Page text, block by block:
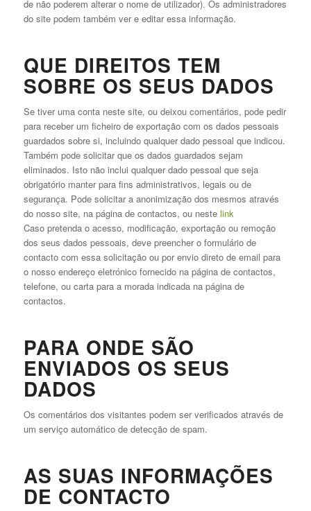
de não poderem alterar o nome de utilizador). Os administradores
do site podem também ver e editar essa informação.
QUE DIREITOS TEM
SOBRE OS SEUS DADOS
Se tiver uma conta neste site, ou deixou comentários, pode pedir
para receber um ficheiro de exportação com os dados pessoais
guardados sobre si, incluindo qualquer dado pessoal que indicou.
Também pode solicitar que os dados guardados sejam
eliminados. Isto não inclui qualquer dado pessoal que seja
obrigatório manter para fins administrativos, legais ou de
segurança. Pode solicitar a anonimização dos mesmos através
do nosso site, na página de contactos, ou neste link
Caso pretenda o acesso, modificação, exportação ou remoção
dos seus dados pessoais, deve preencher o formulário de
contacto com essa solicitação ou por envio direto de email para
o nosso endereço eletrónico fornecido na página de contactos,
telefone, ou carta para a morada indicada na página de
contactos.
PARA ONDE SÃO
ENVIADOS OS SEUS
DADOS
Os comentários dos visitantes podem ser verificados através de
um serviço automático de detecção de spam.
AS SUAS INFORMAÇÕES
DE CONTACTO